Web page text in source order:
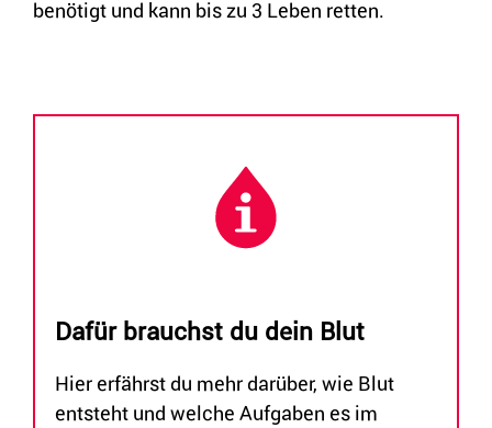
benötigt und kann bis zu 3 Leben retten.
Dafür brauchst du dein Blut
Hier erfährst du mehr darüber, wie Blut
entsteht und welche Aufgaben es im